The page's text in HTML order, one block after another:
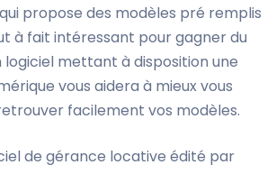
propose des modèles pré remplis
à fait intéressant pour gagner du
logiciel mettant à disposition une
vous aidera à mieux vous
facilement vos modèles.
de gérance locative édité par